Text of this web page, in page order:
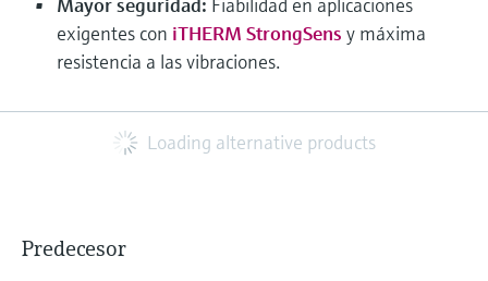
exigentes con iTHERM StrongSens y máxima
resistencia a las vibraciones.
Loading alternative products
Predecesor